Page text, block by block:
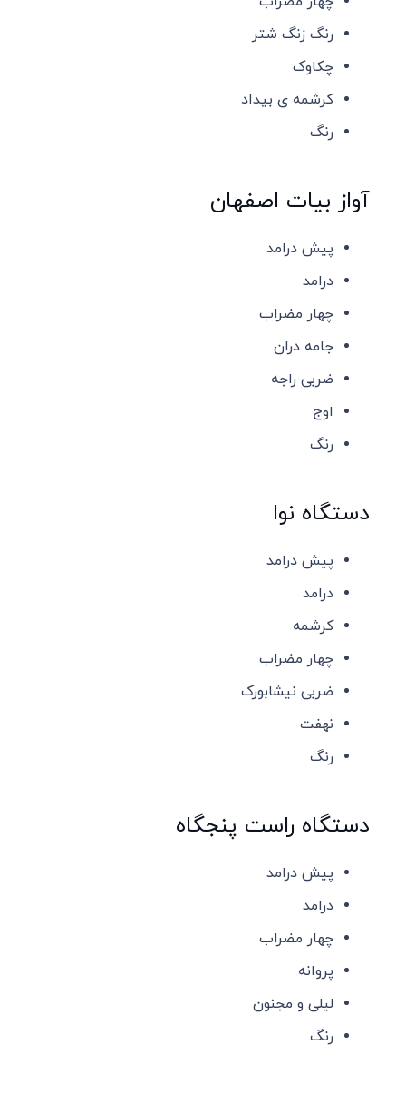
رنگ زنگ شتر
چکاوک
کرشمه ی بیداد
رنگ
آواز بیات اصفهان
پیش درامد
درامد
چهار مضراب
جامه دران
ضربی راجه
اوج
رنگ
دستگاه نوا
پیش درامد
درامد
کرشمه
چهار مضراب
ضربی نیشابورک
نهفت
رنگ
دستگاه راست پنجگاه
پیش درامد
درامد
چهار مضراب
پروانه
لیلی و مجنون
رنگ